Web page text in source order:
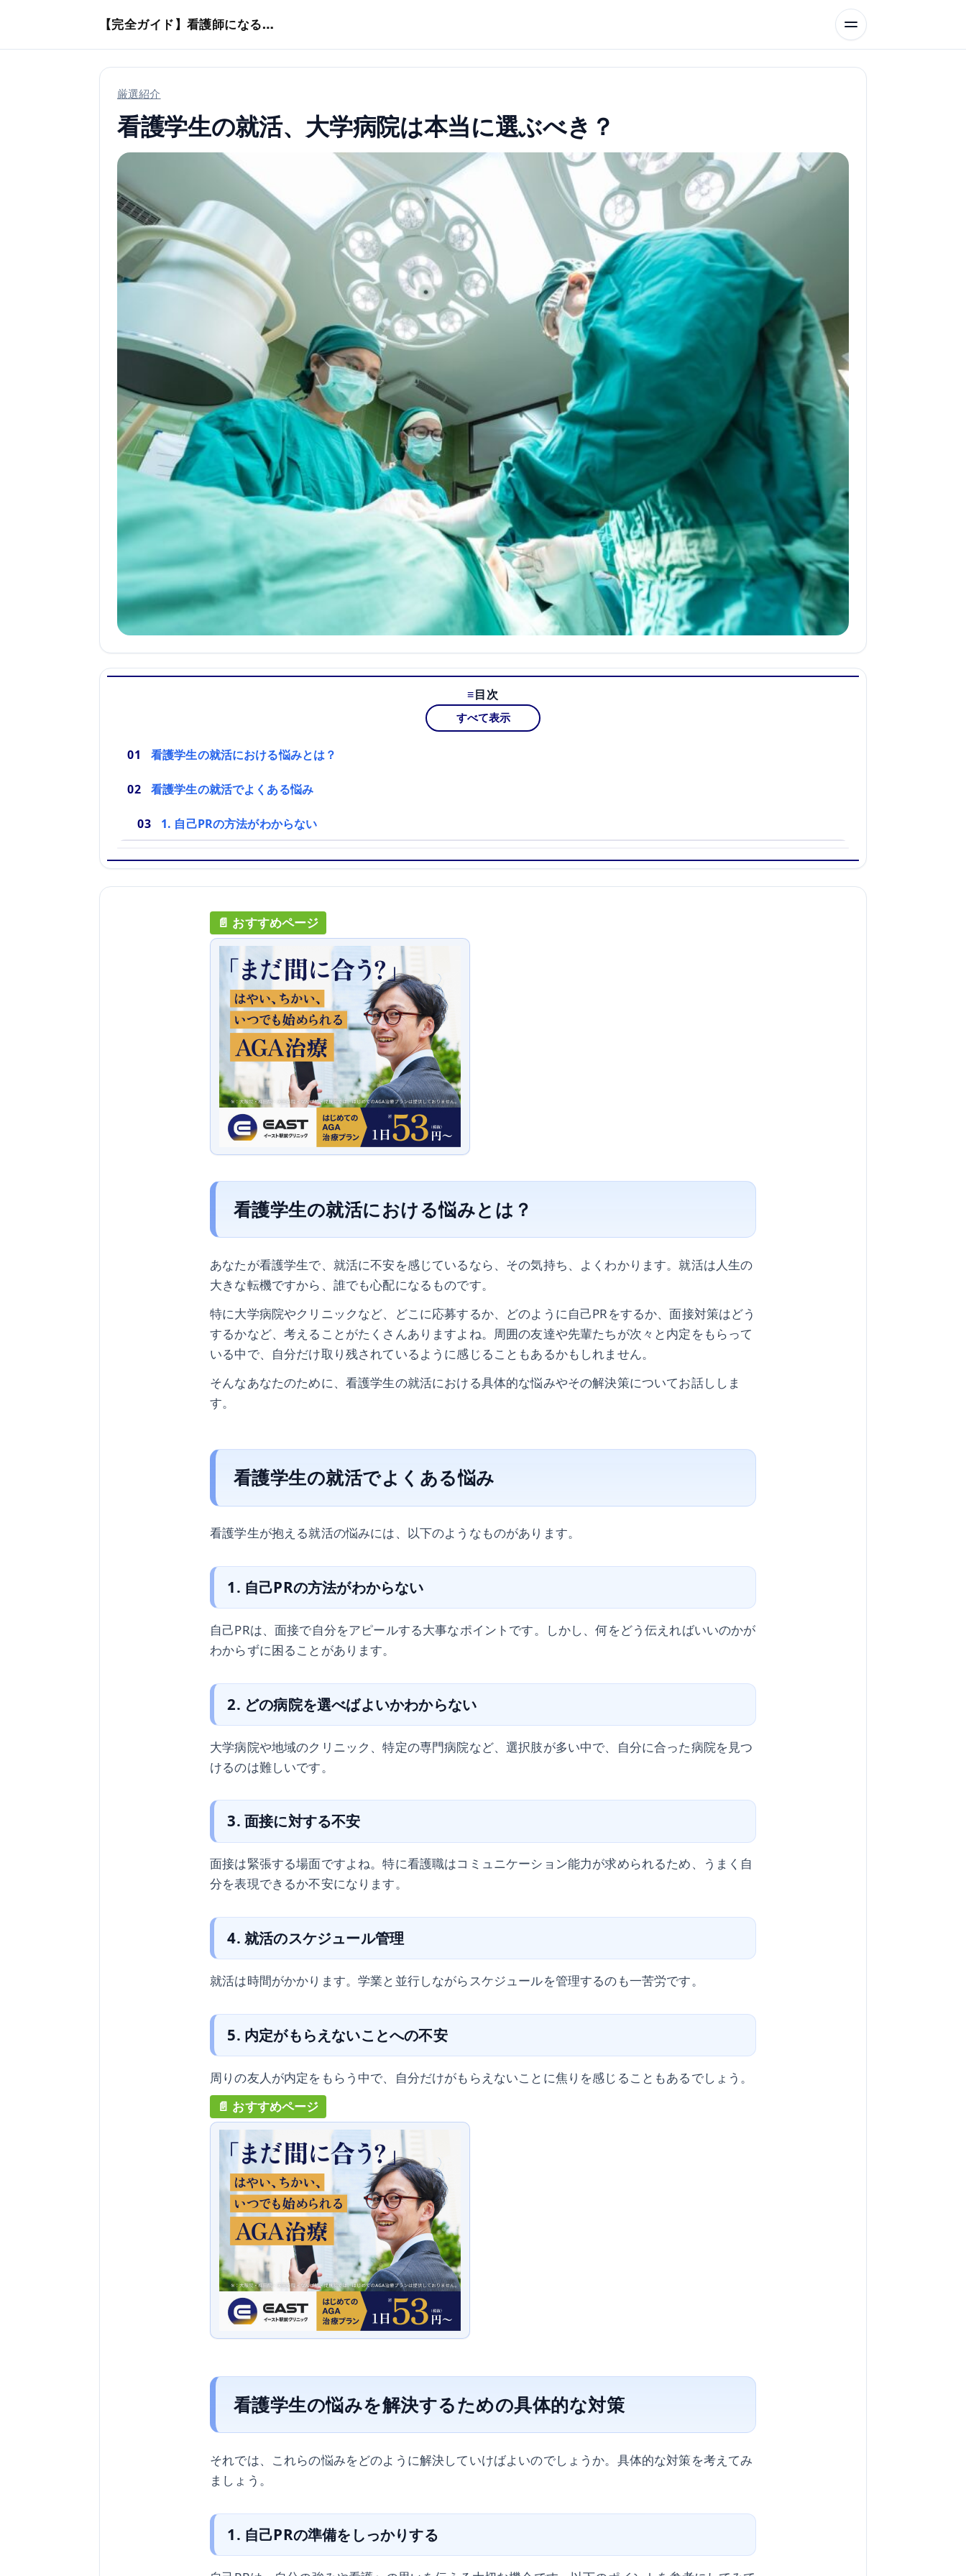
【完全ガイド】看護師になるまでのステップ＆スケジュール
厳選紹介
看護学生の就活、大学病院は本当に選ぶべき？
目次
すべて表示
看護学生の就活における悩みとは？
看護学生の就活でよくある悩み
1. 自己PRの方法がわからない
看護学生の就活における悩みとは？
あなたが看護学生で、就活に不安を感じているなら、その気持ち、よくわかります。就活は人生の
大きな転機ですから、誰でも心配になるものです。
特に大学病院やクリニックなど、どこに応募するか、どのように自己PRをするか、面接対策はどう
するかなど、考えることがたくさんありますよね。周囲の友達や先輩たちが次々と内定をもらって
いる中で、自分だけ取り残されているように感じることもあるかもしれません。
そんなあなたのために、看護学生の就活における具体的な悩みやその解決策についてお話ししま
す。
看護学生の就活でよくある悩み
看護学生が抱える就活の悩みには、以下のようなものがあります。
1. 自己PRの方法がわからない
自己PRは、面接で自分をアピールする大事なポイントです。しかし、何をどう伝えればいいのかが
わからずに困ることがあります。
2. どの病院を選べばよいかわからない
大学病院や地域のクリニック、特定の専門病院など、選択肢が多い中で、自分に合った病院を見つ
けるのは難しいです。
3. 面接に対する不安
面接は緊張する場面ですよね。特に看護職はコミュニケーション能力が求められるため、うまく自
分を表現できるか不安になります。
4. 就活のスケジュール管理
就活は時間がかかります。学業と並行しながらスケジュールを管理するのも一苦労です。
5. 内定がもらえないことへの不安
周りの友人が内定をもらう中で、自分だけがもらえないことに焦りを感じることもあるでしょう。
看護学生の悩みを解決するための具体的な対策
それでは、これらの悩みをどのように解決していけばよいのでしょうか。具体的な対策を考えてみ
ましょう。
1. 自己PRの準備をしっかりする